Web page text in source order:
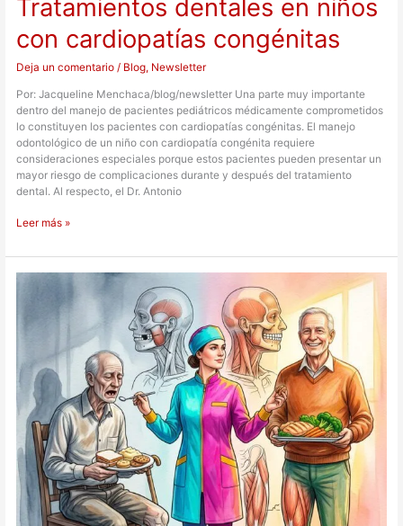
Tratamientos dentales en niños
con cardiopatías congénitas
Deja un comentario / Blog, Newsletter
Por: Jacqueline Menchaca/blog/newsletter Una parte muy importante
dentro del manejo de pacientes pediátricos médicamente comprometidos
lo constituyen los pacientes con cardiopatías congénitas. El manejo
odontológico de un niño con cardiopatía congénita requiere
consideraciones especiales porque estos pacientes pueden presentar un
mayor riesgo de complicaciones durante y después del tratamiento
dental. Al respecto, el Dr. Antonio
Leer más »
relación?